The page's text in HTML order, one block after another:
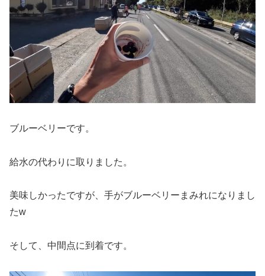
ブルーベリーです。
給水の代わりに取りました。
美味しかったですが、手がブルーベリーまみれになりまし
たw
そして、中間点に到着です。